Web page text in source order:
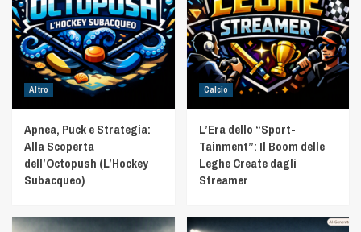
Altro
Apnea, Puck e Strategia:
Alla Scoperta
dell’Octopush (L’Hockey
Subacqueo)
Calcio
L’Era dello “Sport-
Tainment”: Il Boom delle
Leghe Create dagli
Streamer